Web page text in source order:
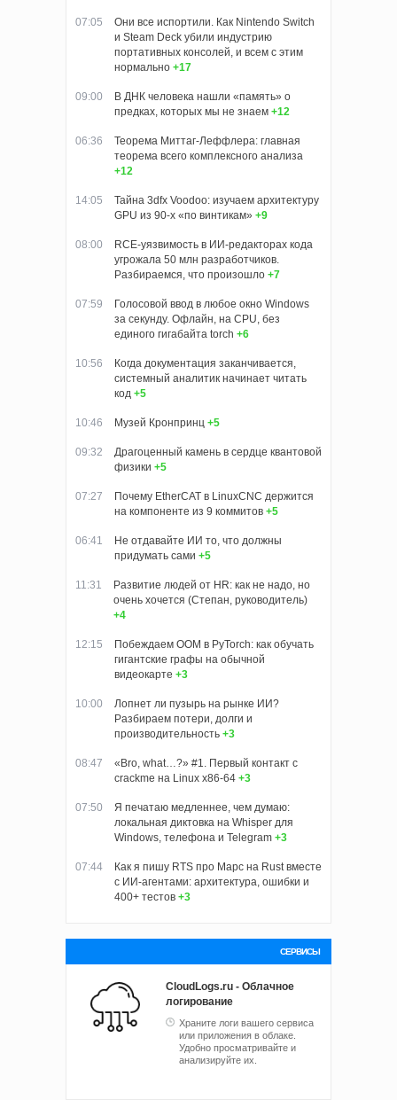
07:05
Они все испортили. Как Nintendo Switch
и Steam Deck убили индустрию
портативных консолей, и всем с этим
нормально +17
09:00
В ДНК человека нашли «память» о
предках, которых мы не знаем +12
06:36
Теорема Миттаг-Леффлера: главная
теорема всего комплексного анализа
+12
14:05
Тайна 3dfx Voodoo: изучаем архитектуру
GPU из 90-х «по винтикам» +9
08:00
RCE-уязвимость в ИИ-редакторах кода
угрожала 50 млн разработчиков.
Разбираемся, что произошло +7
07:59
Голосовой ввод в любое окно Windows
за секунду. Офлайн, на CPU, без
единого гигабайта torch +6
10:56
Когда документация заканчивается,
системный аналитик начинает читать
код +5
10:46 Музей Кронпринц +5
09:32
Драгоценный камень в сердце квантовой
физики +5
07:27
Почему EtherCAT в LinuxCNC держится
на компоненте из 9 коммитов +5
06:41
Не отдавайте ИИ то, что должны
придумать сами +5
11:31
Развитие людей от HR: как не надо, но
очень хочется (Степан, руководитель)
+4
12:15
Побеждаем OOM в PyTorch: как обучать
гигантские графы на обычной
видеокарте +3
10:00
Лопнет ли пузырь на рынке ИИ?
Разбираем потери, долги и
производительность +3
08:47
«Bro, what…?» #1. Первый контакт с
crackme на Linux x86-64 +3
07:50
Я печатаю медленнее, чем думаю:
локальная диктовка на Whisper для
Windows, телефона и Telegram +3
07:44
Как я пишу RTS про Марс на Rust вместе
с ИИ-агентами: архитектура, ошибки и
400+ тестов +3
СЕРВИСЫ
CloudLogs.ru - Облачное
логирование
Храните логи вашего сервиса
или приложения в облаке.
Удобно просматривайте и
анализируйте их.